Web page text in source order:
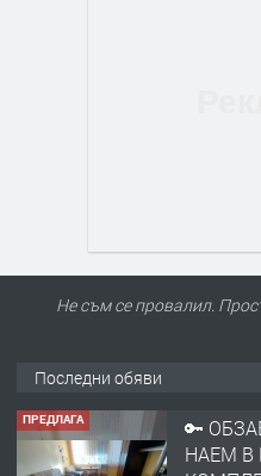
Не съм се провалил.
Последни обяви
ПРЕДЛАГА
🔑
НАЕМ В